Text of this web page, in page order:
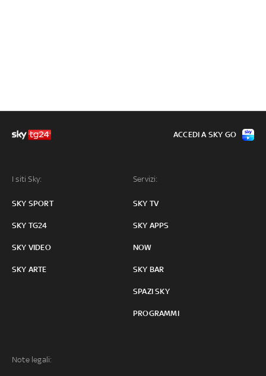
I siti Sky:
SKY SPORT
SKY TG24
SKY VIDEO
SKY ARTE
Servizi:
SKY TV
SKY APPS
NOW
SKY BAR
SPAZI SKY
PROGRAMMI
Note legali:
ACCEDI A SKY GO